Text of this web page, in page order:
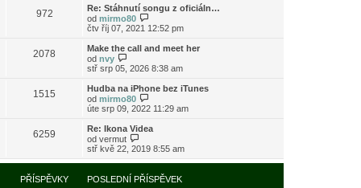
p
ě
v
k
í
p
ř
í
p
ě
v
k
l
e
d
í
ř
í
s
p
ě
v
k
r
a
z
i
t
p
o
s
e
d
n
p
ř
í
s
ě
972
Re: Stáhnutí songu z oficiáln…
od mirmo80
o
r
z
p
o
s
e
n
í
ř
čtv říj 07, 2021 12:52 pm
2078
Make the call and meet her
od nvy
o
r
a
z
t
p
o
s
l
e
d
stř srp 05, 2026 8:38 am
1515
Hudba na iPhone bez iTunes
od mirmo80
o
r
z
t
p
o
úte srp 09, 2022 11:29 am
6259
Re: Ikona Videa
od vermut
o
r
a
z
stř kvě 22, 2019 8:55 am
PŘÍSPĚVKY POSLEDNÍ PŘÍSPĚVEK